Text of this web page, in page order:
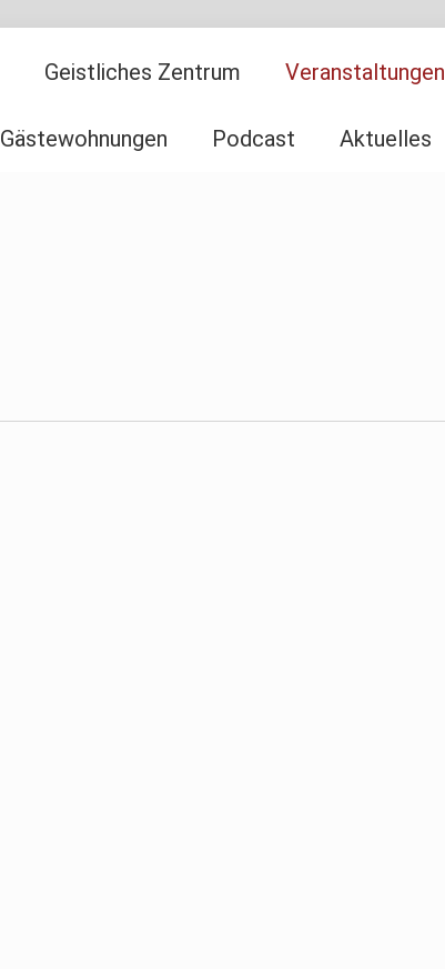
Geistliches Zentrum Veranstaltungen
Gästewohnungen Podcast Aktuelles